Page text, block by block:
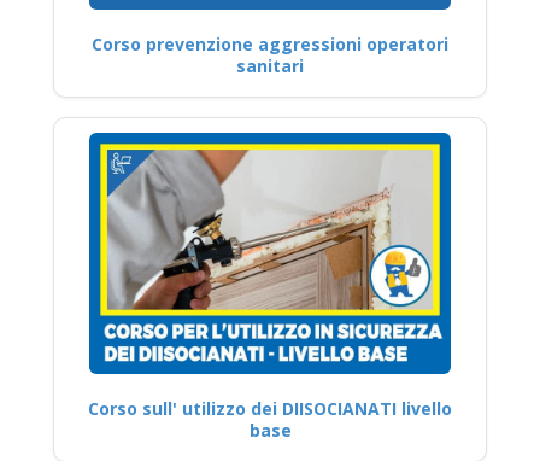
Corso prevenzione aggressioni operatori
sanitari
Corso sull' utilizzo dei DIISOCIANATI livello
base